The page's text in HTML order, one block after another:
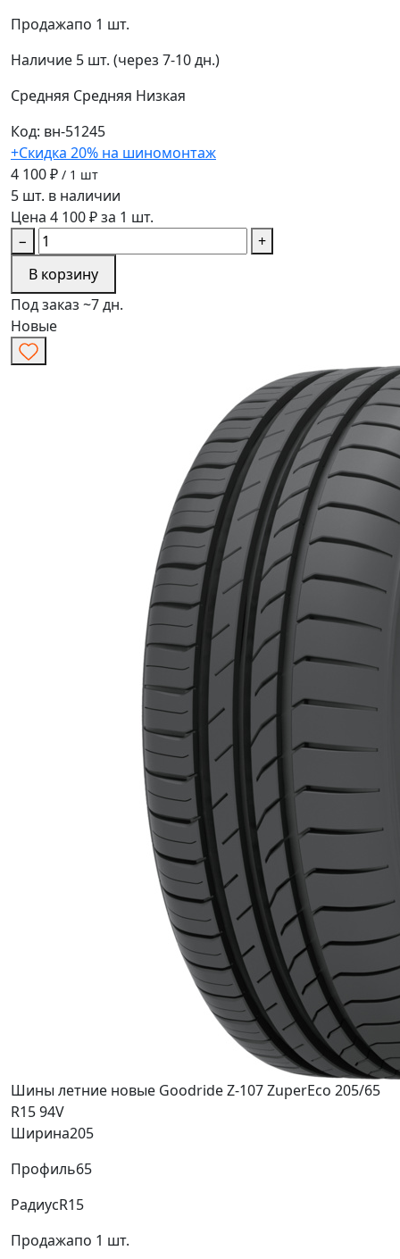
Продажапо 1 шт.
Наличие 5 шт. (через 7-10 дн.)
Средняя Средняя Низкая
Код: вн-51245
+Скидка 20% на шиномонтаж
4 100 ₽ / 1 шт
5 шт. в наличии
Цена 4 100 ₽ за 1 шт.
−
+
В корзину
Под заказ ~7 дн.
Новые
Шины летние новые Goodride Z-107 ZuperEco 205/65
R15 94V
Ширина205
Профиль65
РадиусR15
Продажапо 1 шт.